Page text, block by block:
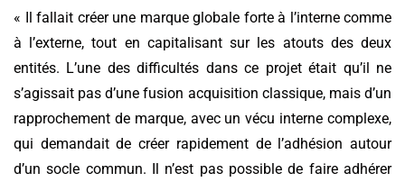
« Il fallait créer une marque globale forte à l’interne comme
à l’externe, tout en capitalisant sur les atouts des deux
entités. L’une des difficultés dans ce projet était qu’il ne
s’agissait pas d’une fusion acquisition classique, mais d’un
rapprochement de marque, avec un vécu interne complexe,
qui demandait de créer rapidement de l’adhésion autour
d’un socle commun. Il n’est pas possible de faire adhérer